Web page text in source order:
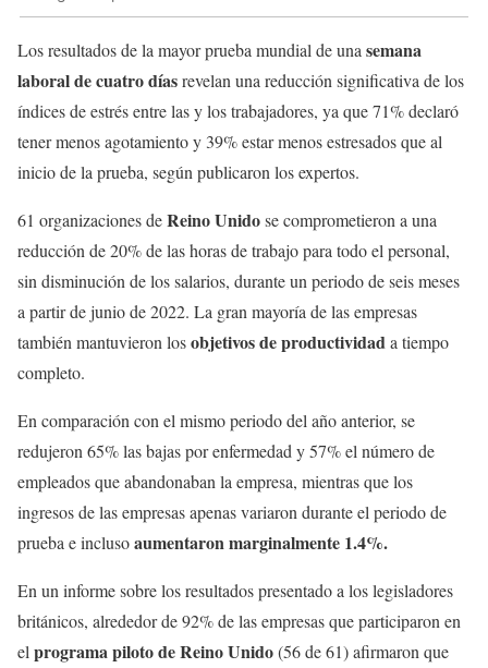
Los resultados de la mayor prueba mundial de una semana
laboralde cuatro díasrevelan una reducción significativa de los
índices de estrés entre las y los trabajadores, ya que 71% declaró
tener menos agotamiento y 39% estar menos estresados que al
inicio de la prueba, según publicaron los expertos.
61 organizaciones deReino Unidose comprometieron a una
reducción de 20% de las horas de trabajo para todo el personal,
sin disminución de los salarios, durante un periodo de seis meses
a partir de junio de 2022. La gran mayoría de las empresas
también mantuvieron losobjetivos de productividada tiempo
completo.
En comparación con el mismo periodo del año anterior, se
redujeron 65% las bajas por enfermedad y 57% el número de
empleados que abandonaban la empresa, mientras que los
ingresos de las empresas apenas variaron durante el periodo de
prueba e inclusoaumentaron marginalmente 1.4%.
En un informe sobre los resultados presentado a los legisladores
británicos, alrededor de 92% de las empresas que participaron en
el programa piloto de Reino Unido(56 de 61) afirmaron que